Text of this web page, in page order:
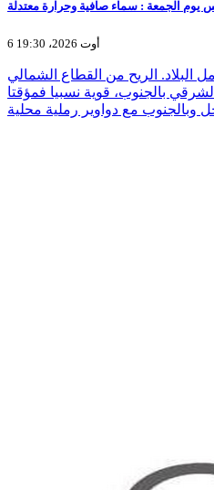
يوم الجمعة : سماء صافية وحرارة معتدلة
6 أوت 2026، 19:30
الريح من القطاع الشمالي
بالجنوب، قوية نسبيا فمؤقتا